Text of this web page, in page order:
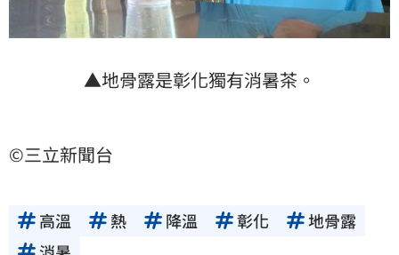
▲地骨露是彰化獨有消暑茶。
©三立新聞台
高溫 熱 降溫 彰化
地骨露